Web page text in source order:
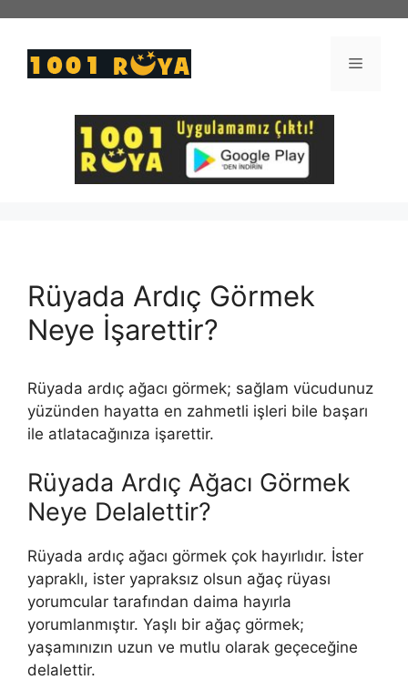
Menü
Rüyada Ardıç Görmek
Neye İşarettir?
Rüyada ardıç ağacı görmek; sağlam vücudunuz
yüzünden hayatta en zahmetli işleri bile başarı
ile atlatacağınıza işarettir.
Rüyada Ardıç Ağacı Görmek
Neye Delalettir?
Rüyada ardıç ağacı görmek çok hayırlıdır. İster
yapraklı, ister yapraksız olsun ağaç rüyası
yorumcular tarafından daima hayırla
yorumlanmıştır. Yaşlı bir ağaç görmek;
yaşamınızın uzun ve mutlu olarak geçeceğine
delalettir.